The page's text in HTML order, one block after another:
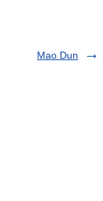
Mao Dun